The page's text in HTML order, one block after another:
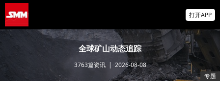
2026 SMM锌业大会圆满落幕！大咖云集 共
寻锌行业破局发展新机遇
美国拟投30亿美元扶持关键矿产
打开APP
全球矿山动态追踪
3763篇资讯| 2026-08-08
专题